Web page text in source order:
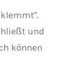
und
können